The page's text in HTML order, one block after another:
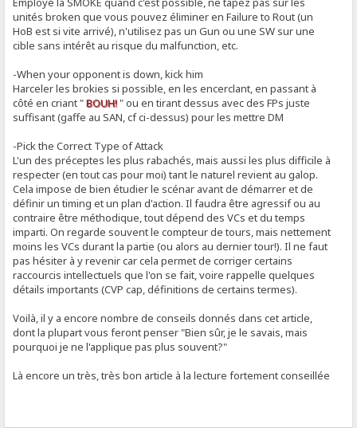
unités broken que vous pouvez éliminer en Failure to Rout (un
HoB est si vite arrivé), n'utilisez pas un Gun ou une SW sur une
cible sans intérêt au risque du malfunction, etc.
-When your opponent is down, kick him
Harceler les brokies si possible, en les encerclant, en passant à
côté en criant "BOUH!" ou en tirant dessus avec des FPs juste
suffisant (gaffe au SAN, cf ci-dessus) pour les mettre DM
-Pick the Correct Type of Attack
L'un des préceptes les plus rabachés, mais aussi les plus difficile à
respecter (en tout cas pour moi) tant le naturel revient au galop.
Cela impose de bien étudier le scénar avant de démarrer et de
définir un timing et un plan d'action. Il faudra être agressif ou au
contraire être méthodique, tout dépend des VCs et du temps
imparti. On regarde souvent le compteur de tours, mais nettement
moins les VCs durant la partie (ou alors au dernier tour!). Il ne faut
pas hésiter à y revenir car cela permet de corriger certains
raccourcis intellectuels que l'on se fait, voire rappelle quelques
détails importants (CVP cap, définitions de certains termes).
Voilà, il y a encore nombre de conseils donnés dans cet article,
dont la plupart vous feront penser "Bien sûr, je le savais, mais
pourquoi je ne l'applique pas plus souvent?"
Là encore un très, très bon article à la lecture fortement conseillée